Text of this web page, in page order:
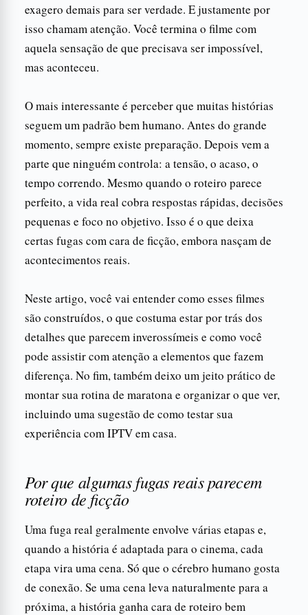
exagero demais para ser verdade. E justamente por
isso chamam atenção. Você termina o filme com
aquela sensação de que precisava ser impossível,
mas aconteceu.
O mais interessante é perceber que muitas histórias
seguem um padrão bem humano. Antes do grande
momento, sempre existe preparação. Depois vem a
parte que ninguém controla: a tensão, o acaso, o
tempo correndo. Mesmo quando o roteiro parece
perfeito, a vida real cobra respostas rápidas, decisões
pequenas e foco no objetivo. Isso é o que deixa
certas fugas com cara de ficção, embora nasçam de
acontecimentos reais.
Neste artigo, você vai entender como esses filmes
são construídos, o que costuma estar por trás dos
detalhes que parecem inverossímeis e como você
pode assistir com atenção a elementos que fazem
diferença. No fim, também deixo um jeito prático de
montar sua rotina de maratona e organizar o que ver,
incluindo uma sugestão de como testar sua
experiência com IPTV em casa.
Por que algumas fugas reais parecem
roteiro de ficção
Uma fuga real geralmente envolve várias etapas e,
quando a história é adaptada para o cinema, cada
etapa vira uma cena. Só que o cérebro humano gosta
de conexão. Se uma cena leva naturalmente para a
próxima, a história ganha cara de roteiro bem